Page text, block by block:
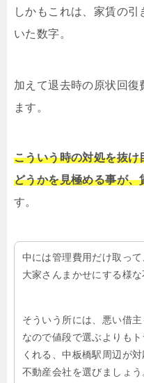
しかもこれは、家賃の
いた数字。
加えて退去時の原状回復
ます。
こういう時の対処を抜
どうかを見極める事が
す。
中には管理費用だけ取っ
大家さんまかせにする様な
そういう所には、悪い借主
なので値段で選ぶよりも
くれる、中板橋駅周辺が
不動産会社を選びましょう